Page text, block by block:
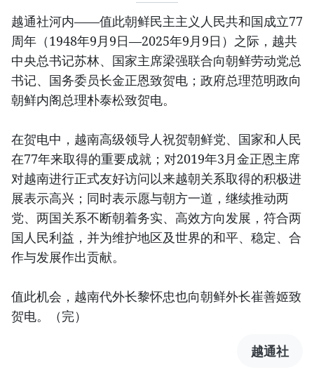
越通社河内——值此朝鲜民主主义人民共和国成立77
周年（1948年9月9日—2025年9月9日）之际，越共
中央总书记苏林、国家主席梁强联合向朝鲜劳动党总
书记、国务委员长金正恩致贺电；政府总理范明政向
朝鲜内阁总理朴泰松致贺电。
在贺电中，越南高级领导人祝贺朝鲜党、国家和人民
在77年来取得的重要成就；对2019年3月金正恩主席
对越南进行正式友好访问以来越朝关系取得的积极进
展表示高兴；同时表示愿与朝方一道，继续推动两
党、两国关系不断朝着务实、高效方向发展，符合两
国人民利益，并为维护地区及世界的和平、稳定、合
作与发展作出贡献。
值此机会，越南代外长黎怀忠也向朝鲜外长崔善姬致
贺电。（完）
越通社